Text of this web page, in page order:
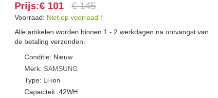
Prijs:€ 101 € 145
Voorraad: Niet op voorraad !
Alle artikelen worden binnen 1 - 2 werkdagen na ontvangst van
de betaling verzonden.
Conditie: Nieuw
Merk: SAMSUNG
Type: Li-ion
Capaciteit: 42WH